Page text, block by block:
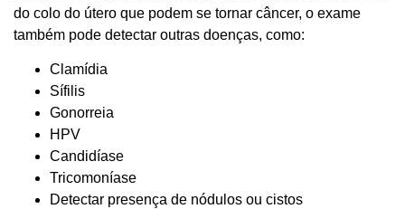
do colo do útero que podem se tornar câncer, o exame
também pode detectar outras doenças, como:
Clamídia
Sífilis
Gonorreia
HPV
Candidíase
Tricomoníase
Detectar presença de nódulos ou cistos